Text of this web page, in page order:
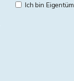
Ich bin